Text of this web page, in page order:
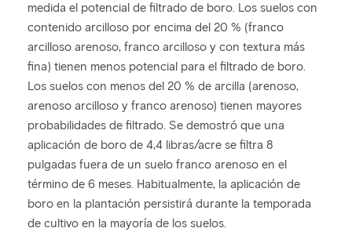
medida el potencial de filtrado de boro. Los suelos con
contenido arcilloso por encima del 20 % (franco
arcilloso arenoso, franco arcilloso y con textura más
fina) tienen menos potencial para el filtrado de boro.
Los suelos con menos del 20 % de arcilla (arenoso,
arenoso arcilloso y franco arenoso) tienen mayores
probabilidades de filtrado. Se demostró que una
aplicación de boro de 4,4 libras/acre se filtra 8
pulgadas fuera de un suelo franco arenoso en el
término de 6 meses. Habitualmente, la aplicación de
boro en la plantación persistirá durante la temporada
de cultivo en la mayoría de los suelos.